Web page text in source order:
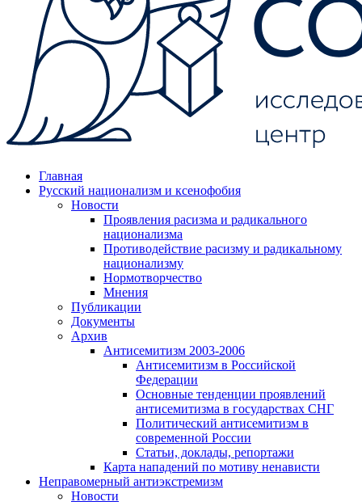
Главная
Русский национализм и ксенофобия
Новости
Проявления расизма и радикального
национализма
Противодействие расизму и радикальному
национализму
Нормотворчество
Мнения
Публикации
Документы
Архив
Антисемитизм 2003-2006
Антисемитизм в Российской
Федерации
Основные тенденции проявлений
антисемитизма в государствах СНГ
Политический антисемитизм в
современной России
Статьи, доклады, репортажи
Карта нападений по мотиву ненависти
Неправомерный антиэкстремизм
Новости